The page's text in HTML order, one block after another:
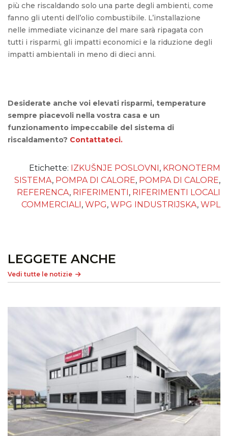
più che riscaldando solo una parte degli ambienti, come
fanno gli utenti dell’olio combustibile. L’installazione
nelle immediate vicinanze del mare sarà ripagata con
tutti i risparmi, gli impatti economici e la riduzione degli
impatti ambientali in meno di dieci anni.
Desiderate anche voi elevati risparmi, temperature
sempre piacevoli nella vostra casa e un
funzionamento impeccabile del sistema di
riscaldamento? Contattateci.
Etichette: IZKUŠNJE POSLOVNI, KRONOTERM
SISTEMA, POMPA DI CALORE, POMPA DI CALORE,
REFERENCA, RIFERIMENTI, RIFERIMENTI LOCALI
COMMERCIALI, WPG, WPG INDUSTRIJSKA, WPL
LEGGETE ANCHE
Vedi tutte le notizie